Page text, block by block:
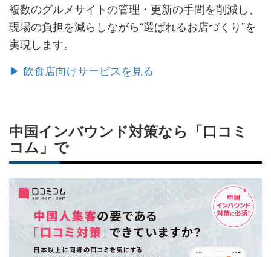
複数のグルメサイトの管理・更新の手間を削減し、
現場の負担を減らしながら“選ばれるお店づくり”を
実現します。
▶ 飲食店向けサービスを見る
中国インバウンド対策なら「口コミ
コム」で